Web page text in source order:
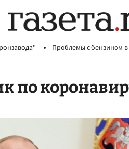
Проблемы с бензином в
по